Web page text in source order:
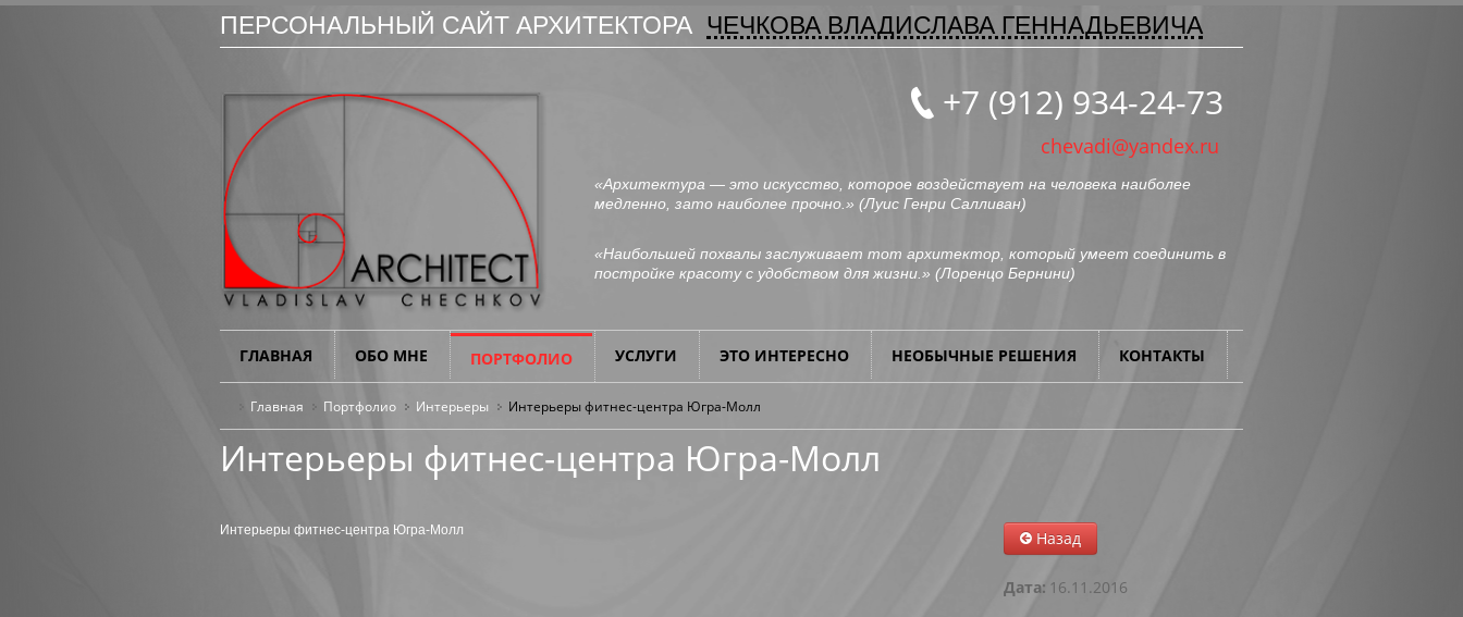
ПЕРСОНАЛЬНЫЙ САЙТ АРХИТЕКТОРА ЧЕЧКОВА ВЛАДИСЛАВА ГЕННАДЬЕВИЧА
+7 (912) 934-24-73
chevadi@yandex.ru
«Архитектура — это искусство, которое воздействует на человека наиболее
медленно, зато наиболее прочно.» (Луис Генри Салливан)
«Наибольшей похвалы заслуживает тот архитектор, который умеет соединить в
постройке красоту с удобством для жизни.» (Лоренцо Бернини)
ГЛАВНАЯ ОБО МНЕ ПОРТФОЛИО УСЛУГИ ЭТО ИНТЕРЕСНО НЕОБЫЧНЫЕ РЕШЕНИЯ КОНТАКТЫ
Главная Портфолио Интерьеры Интерьеры фитнес-центра Югра-Молл
Интерьеры фитнес-центра Югра-Молл
Интерьеры фитнес-центра Югра-Молл Назад
Дата: 16.11.2016